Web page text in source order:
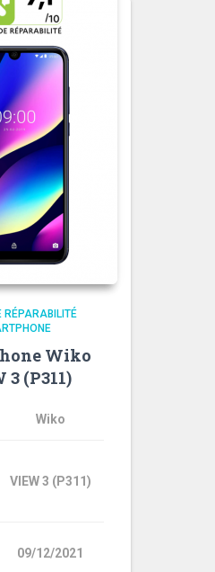
RÉPARABILITÉ
Wiko
3 (P311)
Wiko
VIEW 3 (P311)
09/12/2021